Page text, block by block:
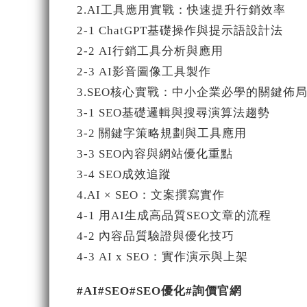
2.AI工具應用實戰：快速提升行銷效率
2-1 ChatGPT基礎操作與提示語設計法
2-2 AI行銷工具分析與應用
2-3 AI影音圖像工具製作
3.SEO核心實戰：中小企業必學的關鍵佈
3-1 SEO基礎邏輯與搜尋演算法趨勢
3-2 關鍵字策略規劃與工具應用
3-3 SEO內容與網站優化重點
3-4 SEO成效追蹤
4.AI × SEO：文案撰寫實作
4-1 用AI生成高品質SEO文章的流程
4-2 內容品質驗證與優化技巧
4-3 AI x SEO：實作演示與上架
#AI#SEO#SEO優化#詢價官網